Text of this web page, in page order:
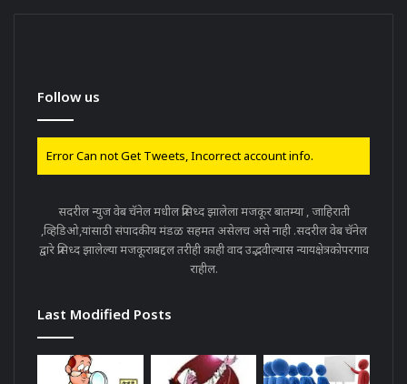
Follow us
Error Can not Get Tweets, Incorrect account info.
सदरील न्युज वेब चॅनेल मधील प्रसिध्द झालेला मजकूर बातम्या , जाहिराती
,व्हिडिओ,यांसाठी संपादकीय मंडळ सहमत असेलच असे नाही .सदरील वेब चॅनेल
द्वारे प्रसिध्द झालेल्या मजकूराबद्दल तरीही काही वाद उद्भवील्यास न्यायक्षेत्रकोपरगाव
राहील.
Last Modified Posts